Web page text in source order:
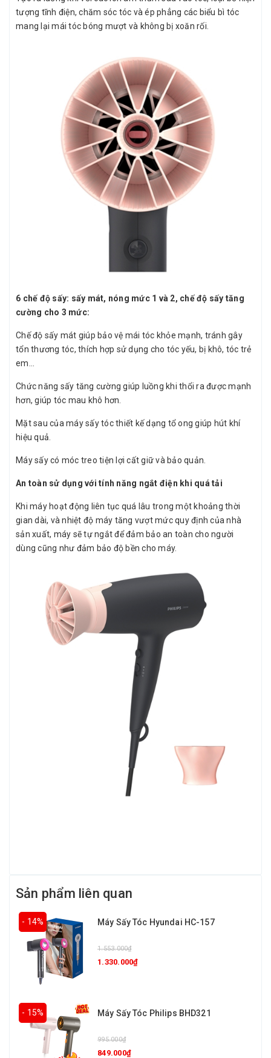
tượng tĩnh điện, chăm sóc tóc và ép phẳng các biểu bì tóc
mang lại mái tóc bóng mượt và không bị xoăn rối.
6 chế độ sấy: sấy mát, nóng mức 1 và 2, chế độ sấy tăng
cường cho 3 mức:
Chế độ sấy mát giúp bảo vệ mái tóc khỏe mạnh, tránh gây
tổn thương tóc, thích hợp sử dụng cho tóc yếu, bị khô, tóc trẻ
em…
Chức năng sấy tăng cường giúp luồng khi thổi ra được mạnh
hơn, giúp tóc mau khô hơn.
Mặt sau của máy sấy tóc thiết kế dạng tổ ong giúp hút khí
hiệu quả.
Máy sấy có móc treo tiện lợi cất giữ và bảo quản.
An toàn sử dụng với tính năng ngắt điện khi quá tải
Khi máy hoạt động liên tục quá lâu trong một khoảng thời
gian dài, và nhiệt độ máy tăng vượt mức quy định của nhà
sản xuất, máy sẽ tự ngắt để đảm bảo an toàn cho người
dùng cũng như đảm bảo độ bền cho máy.
Sản phẩm liên quan
- 14% Máy Sấy Tóc Hyundai HC-157
1.553.000₫
1.330.000₫
- 15% Máy Sấy Tóc Philips BHD321
995.000₫
849.000₫